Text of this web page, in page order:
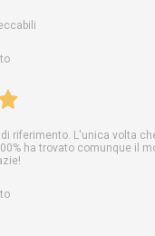
riferimento. L'unica volta
ha trovato comunque il